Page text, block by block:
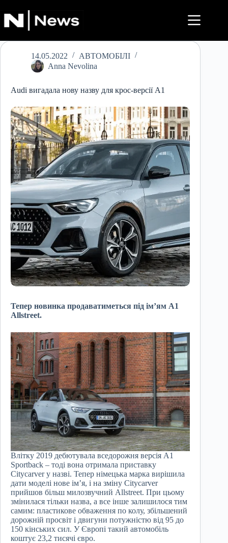
до
вмісту
14.05.2022
АВТОМОБІЛІ
Anna Nevolina
Audi вигадала нову назву для крос-версії A1
Тепер новинка продаватиметься під ім’ям A1
Allstreet.
Влітку 2019 дебютувала вседорожня версія A1
Sportback – тоді вона отримала приставку
Citycarver у назві. Тепер німецька марка вирішила
дати моделі нове ім’я, і ​​на зміну Citycarver
прийшов більш милозвучний Allstreet. При цьому
змінилася тільки назва, а все інше залишилося тим
самим: пластикове обваження по колу, збільшений
дорожній просвіт і двигуни потужністю від 95 до
150 кінських сил. У Європі такий автомобіль
коштує 23,2 тисячі євро.